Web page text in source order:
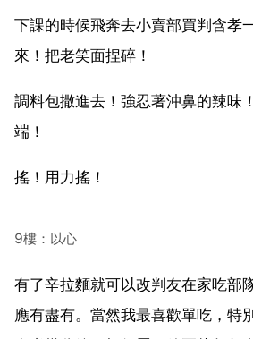
下課的時候飛奔去小賣部買判含孝
來！把老笑面捏碎！
調料包撒進去！強忍著沖鼻的辣味
端！
搖！用力搖！
9樓：以心
有了辛拉麵就可以改判友在家吃部
應有盡有。當然我最喜歡單吃，特